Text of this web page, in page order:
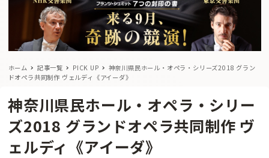
ホーム 記事一覧 PICK UP
神奈川県民ホール・オペラ・シリーズ2018 グラン
ドオペラ共同制作 ヴェルディ《アイーダ》
神奈川県民ホール・オペラ・シリー
ズ2018 グランドオペラ共同制作 ヴ
ェルディ《アイーダ》